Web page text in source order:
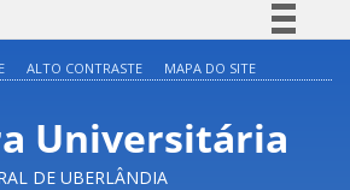
Participe
Acesso à informação
ALTO CONTRASTE MAPA DO SITE
Universitária
DE UBERLÂNDIA